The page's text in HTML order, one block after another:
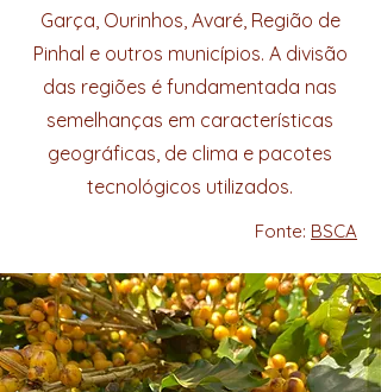
Garça, Ourinhos, Avaré, Região de
Pinhal e outros municípios. A divisão
das regiões é fundamentada nas
semelhanças em características
geográficas, de clima e pacotes
tecnológicos utilizados.
Fonte: BSCA